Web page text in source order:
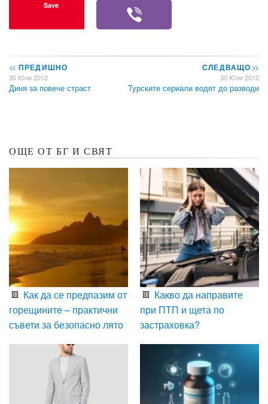
Save
<< ПРЕДИШНО
30 Юли 2012
Диня за повече страст
СЛЕДВАЩО>>
30 Юли 2012
Турските сериали водят до разводи
ОЩЕ ОТ БГ И СВЯТ
Как да се предпазим от
горещините – практични
съвети за безопасно лято
Какво да направите
при ПТП и щета по
застраховка?